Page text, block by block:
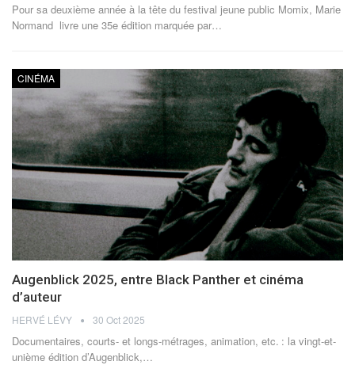
Pour sa deuxième année à la tête du festival jeune public Momix, Marie
Normand livre une 35e édition marquée par…
CINÉMA
Augenblick 2025, entre Black Panther et cinéma
d’auteur
HERVÉ LÉVY 30 Oct 2025
Documentaires, courts- et longs-métrages, animation, etc. : la vingt-et-
unième édition d’Augenblick,…